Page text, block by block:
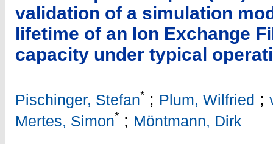
validation of a simulation
lifetime of an Ion Exchange
capacity under typical
Pischinger, Stefan* ; Plum, Wilfried ;
Mertes, Simon* ; Möntmann, Dirk